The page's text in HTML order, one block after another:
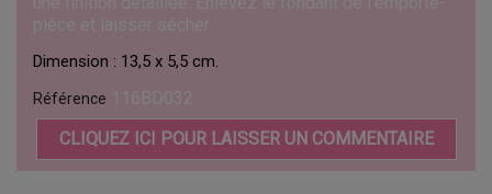
Dimension : 13,5 x 5,5 cm.
Référence
CLIQUEZ ICI POUR LAISSER UN COMMENTAIRE